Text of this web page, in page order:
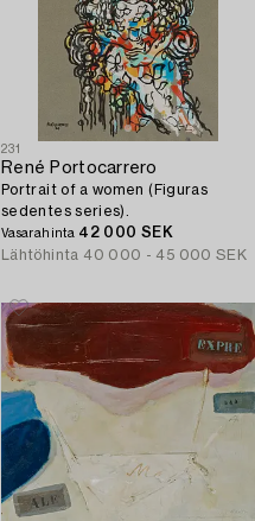
231
René Portocarrero
Portrait of a women (Figuras
sedentes series).
Vasarahinta 42 000 SEK
Lähtöhinta 40 000 - 45 000 SEK